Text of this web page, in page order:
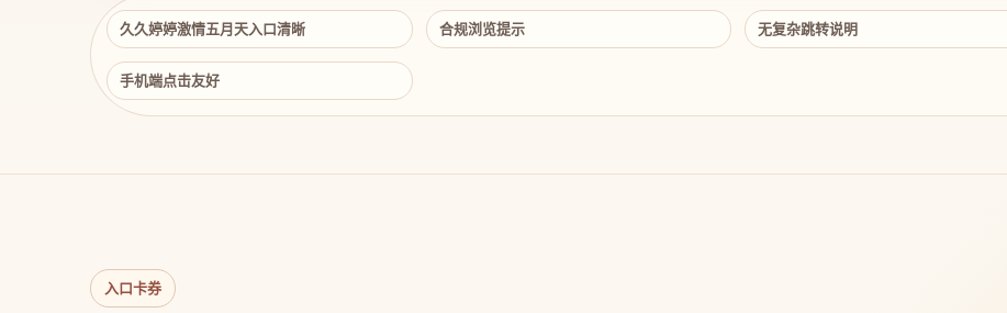
久久婷婷激情五月天入口清晰 合规浏览提示 无复杂跳转说明
手机端点击友好
入口卡券